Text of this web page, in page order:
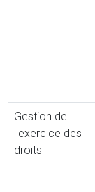
Gestion de
l'exercice des
droits